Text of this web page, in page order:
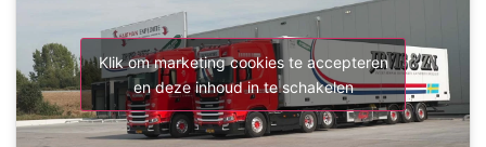
Klik om marketing cookies te accepteren
en deze inhoud in te schakelen